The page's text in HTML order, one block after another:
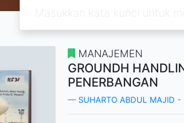
MANAJEMEN
GROUNDH
PENERBANGAN
SUHARTO ABDUL MAJID -